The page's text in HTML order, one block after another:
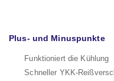
Plus- und Minuspunkte
Funktioniert die Kühlung
Schneller YKK-